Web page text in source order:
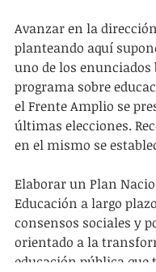
Avanzar en la
planteando aquí
uno de los enunciados
programa sobre
el Frente Amplio se
últimas elecciones.
en el mismo se
Elaborar un Plan
Educación a largo
consensos sociales y
orientado a la
educación pública que